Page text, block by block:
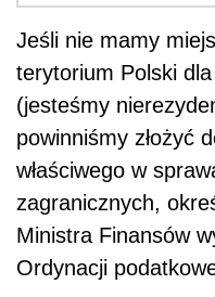
Jeśli nie mamy
terytorium Polski
(jesteśmy
powinniśmy złożyć
właściwego w
zagranicznych,
Ministra Finansów
Ordynacji